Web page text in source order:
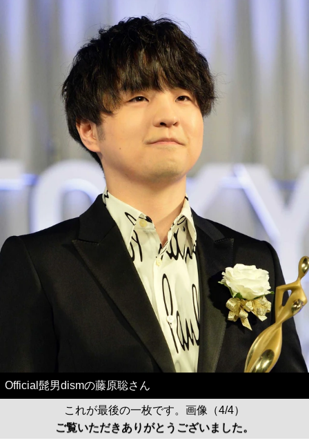
Official髭男dismの藤原聡さん
これが最後の一枚です。画像（4/4）
ご覧いただきありがとうございました。